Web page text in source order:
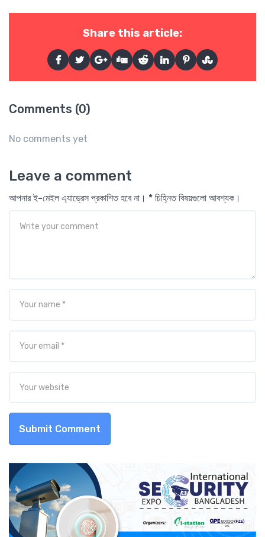
Share this article:
Comments (0)
No comments yet
Leave a comment
আপনার ই-মেইল এ্যাড্রেস প্রকাশিত হবে না। * চিহ্নিত বিষয়গুলো আবশ্যক।
Submit Comment